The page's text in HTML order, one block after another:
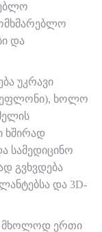
და
უკრავი
ტეფლონი), ხოლო
ხშირად
სამედიცინო
გვხვდება
და 3D-
მხოლოდ ერთი